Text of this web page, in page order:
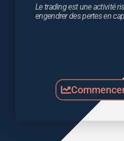
Le trading est une activité
engendrer des pertes en